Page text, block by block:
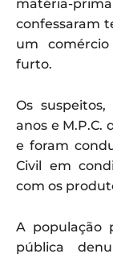
matéria-
confessaram
um
furto.
Os
anos e M.P.C.
e foram
Civil em
com os
A população
pública